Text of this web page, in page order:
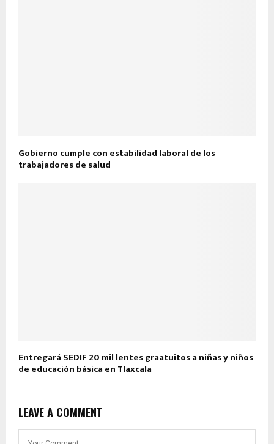
Gobierno cumple con estabilidad laboral de los
trabajadores de salud
Entregará SEDIF 20 mil lentes graatuitos a niñas y niños
de educación básica en Tlaxcala
LEAVE A COMMENT